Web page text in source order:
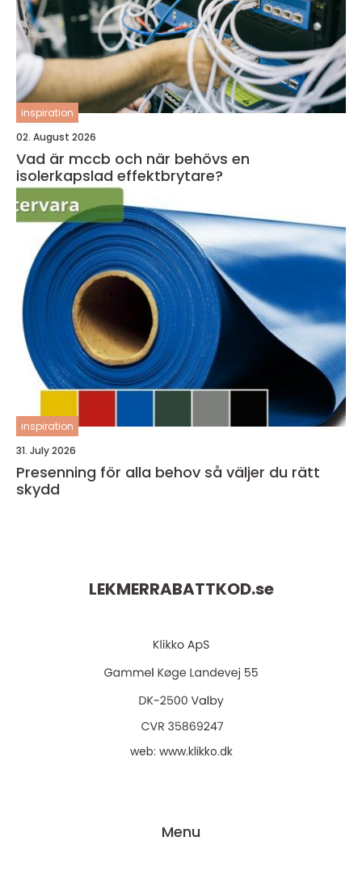
inspiration
02. August 2026
Vad är mccb och när behövs en
isolerkapslad effektbrytare?
inspiration
31. July 2026
Presenning för alla behov så väljer du rätt
skydd
LEKMERRABATTKOD.se
web: www.klikko.dk
Menu